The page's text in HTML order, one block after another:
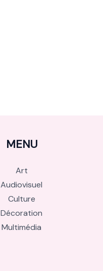
MENU
Art
Audiovisuel
Culture
Décoration
Multimédia